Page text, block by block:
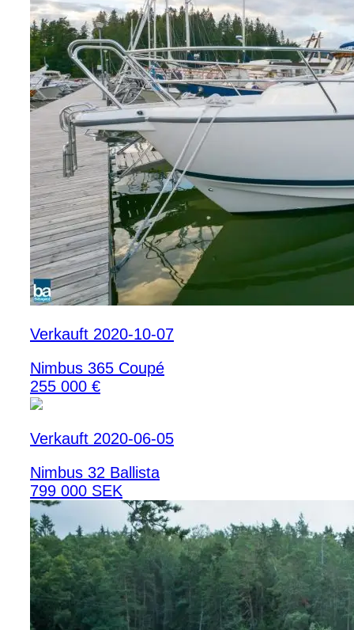
Verkauft 2020-10-07
Nimbus 365 Coupé
255 000 €
Verkauft 2020-06-05
Nimbus 32 Ballista
799 000 SEK